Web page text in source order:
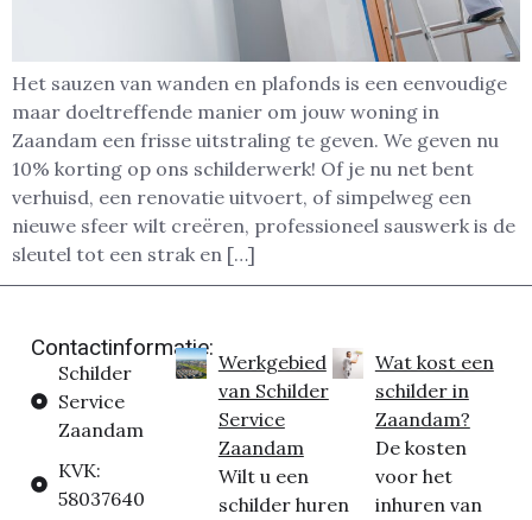
Het sauzen van wanden en plafonds is een eenvoudige
maar doeltreffende manier om jouw woning in
Zaandam een frisse uitstraling te geven. We geven nu
10% korting op ons schilderwerk! Of je nu net bent
verhuisd, een renovatie uitvoert, of simpelweg een
nieuwe sfeer wilt creëren, professioneel sauswerk is de
sleutel tot een strak en […]
Contactinformatie:
Schilder
Service
Zaandam
KVK:
58037640
Werkgebied
van Schilder
Service
Zaandam
Wilt u een
schilder huren
Wat kost een
schilder in
Zaandam?
De kosten
voor het
inhuren van